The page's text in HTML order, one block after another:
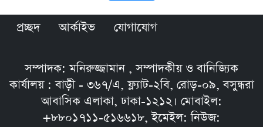
প্রচ্ছদ আর্কাইভ যোগাযোগ
সম্পাদক: মনিরুজ্জামান , সম্পাদকীয় ও বানিজ্যিক
কার্যালয় : বাড়ী - ৩৬৭/এ, ফ্ল্যাট-২বি, রোড়-০৯, বসুন্ধরা
আবাসিক এলাকা, ঢাকা-১২১২। মোবাইল:
+৮৮০১৭১১-৫১৬৬১৮, ইমেইল: নিউজ: